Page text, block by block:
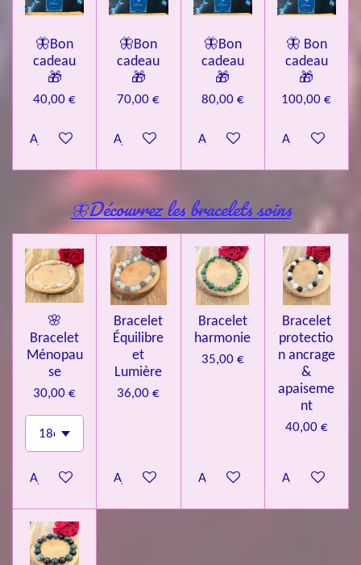
🦋Bon
cadeau
🎁
40,00 €
Ajouter au panier
🦋Bon
cadeau
🎁
70,00 €
Ajouter au panier
🦋Bon
cadeau
🎁
80,00 €
Ajouter au panier
🦋 Bon
cadeau
🎁
100,00 €
Ajouter au
🦋Découvrez les bracelets soins
🌸
Bracelet
Ménopau
se
30,00 €
Ajouter au panier
Bracelet
Équilibre
et
Lumière
36,00 €
Ajouter au panier
Bracelet
harmonie
35,00 €
Ajouter au panier
Bracelet
protectio
n ancrage
&
apaiseme
nt
40,00 €
Ajouter au